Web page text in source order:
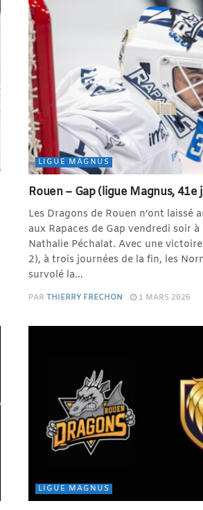
LIGUE MAGNUS
Rouen – Gap (ligue Magnus, 41e
Les Dragons de Rouen n’ont laissé
aux Rapaces de Gap vendredi soir
Nathalie Péchalat. Avec une
2), à trois journées de la fin, les
survolé la...
PAR THIERRY FRECHON 1 MARS 2026
LIGUE MAGNUS